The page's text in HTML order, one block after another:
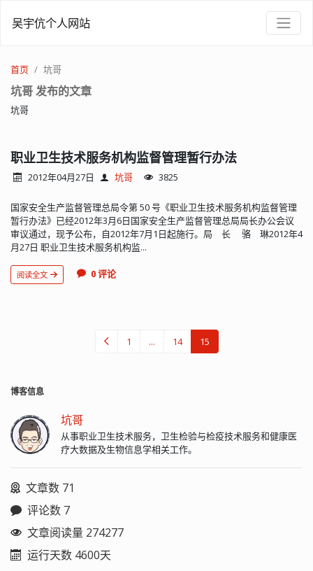
吴宇伉个人网站
首页 坑哥
坑哥 发布的文章
坑哥
职业卫生技术服务机构监督管理暂行办法
2012年04月27日 坑哥 3825
国家安全生产监督管理总局令第 50 号《职业卫生技术服务机构监督管理
暂行办法》已经2012年3月6日国家安全生产监督管理总局局长办公会议
审议通过，现予公布，自2012年7月1日起施行。局 长 骆 琳2012年4
月27日 职业卫生技术服务机构监...
阅读全文 0 评论
1 ... 14 15
博客信息
坑哥
从事职业卫生技术服务，卫生检验与检疫技术服务和健康医
疗大数据及生物信息学相关工作。
文章数 71
评论数 7
文章阅读量 274277
运行天数 4600天